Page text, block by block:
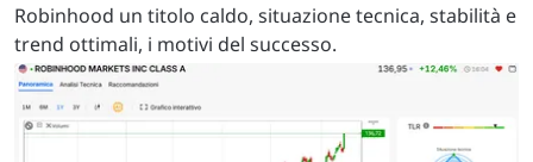
Robinhood un titolo caldo, situazione tecnica, stabilità e
trend ottimali, i motivi del successo.